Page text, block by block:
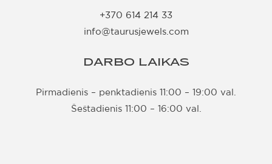
+370 614 214 33
info@taurusjewels.com
DARBO LAIKAS
Pirmadienis – penktadienis 11:00 – 19:00 val.
Šeštadienis 11:00 – 16:00 val.